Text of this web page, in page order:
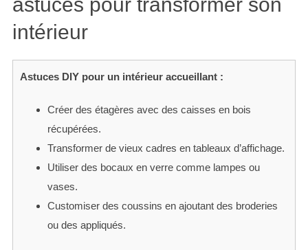
astuces pour transformer son
intérieur
Astuces DIY pour un intérieur accueillant :
Créer des étagères avec des caisses en bois
récupérées.
Transformer de vieux cadres en tableaux d’affichage.
Utiliser des bocaux en verre comme lampes ou
vases.
Customiser des coussins en ajoutant des broderies
ou des appliqués.